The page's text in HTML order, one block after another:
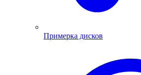
Примерка дисков